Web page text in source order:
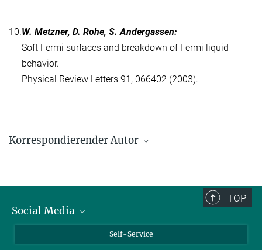
10.W. Metzner, D. Rohe, S. Andergassen:
Soft Fermi surfaces and breakdown of Fermi liquid
behavior.
Physical Review Letters 91, 066402 (2003).
Korrespondierender Autor
TOP
Social Media
Self-Service